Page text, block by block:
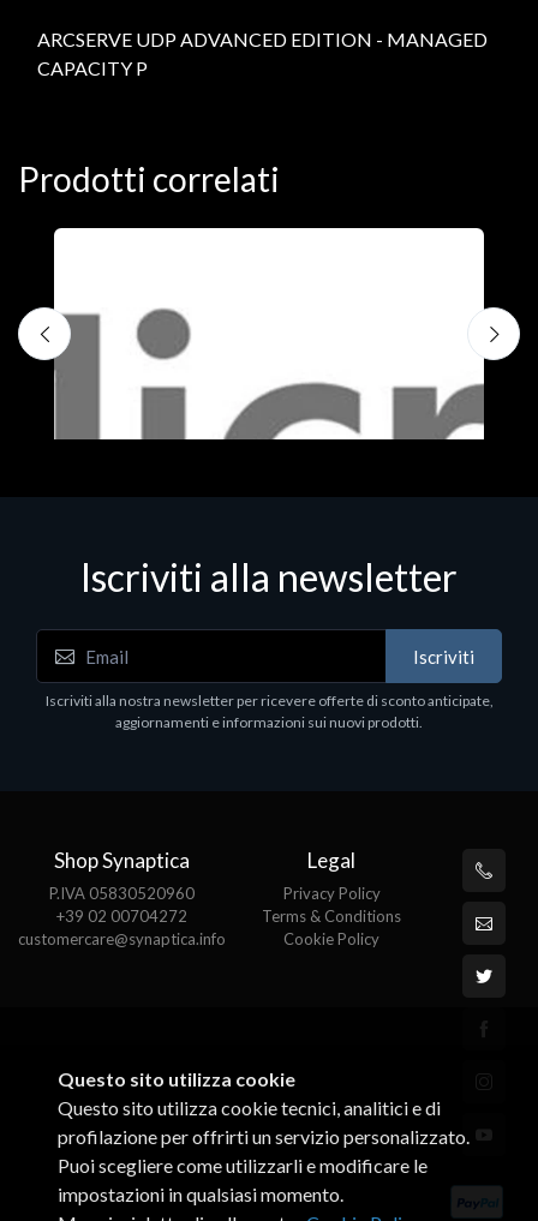
ARCSERVE UDP ADVANCED EDITION - MANAGED
CAPACITY P
Prodotti correlati
Software - Office Productivity
MS OFFICE H&S 2021 ESD
Iscriviti alla newsletter
Iscriviti
Iscriviti alla nostra newsletter per ricevere offerte di sconto anticipate,
aggiornamenti e informazioni sui nuovi prodotti.
Shop Synaptica
P.IVA 05830520960
+39 02 00704272
customercare@synaptica.info
Legal
Privacy Policy
Terms & Conditions
Cookie Policy
Questo sito utilizza cookie
Questo sito utilizza cookie tecnici, analitici e di
profilazione per offrirti un servizio personalizzato.
Puoi scegliere come utilizzarli e modificare le
impostazioni in qualsiasi momento.